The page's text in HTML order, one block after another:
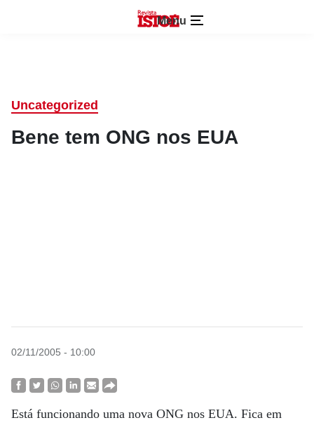
Menu
Uncategorized
Bene tem ONG nos EUA
02/11/2005 - 10:00
Está funcionando uma nova ONG nos EUA. Fica em